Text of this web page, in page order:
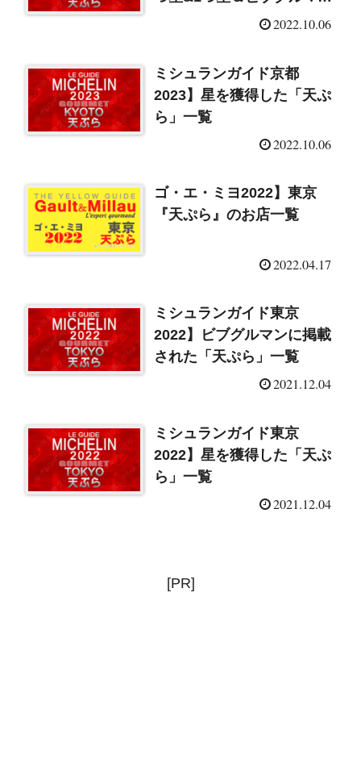
2022.10.06
ミシュランガイド京都
2023】星を獲得した「天ぷ
ら」一覧
2022.10.06
ゴ・エ・ミヨ2022】東京
『天ぷら』のお店一覧
2022.04.17
ミシュランガイド東京
2022】ビブグルマンに掲載
された「天ぷら」一覧
2021.12.04
ミシュランガイド東京
2022】星を獲得した「天ぷ
ら」一覧
2021.12.04
[PR]